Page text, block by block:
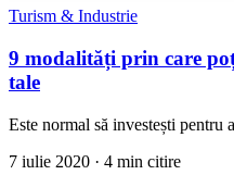
Turism & Industrie
9 modalități prin care
tale
Este normal să investești
7 iulie 2020 · 4 min citire